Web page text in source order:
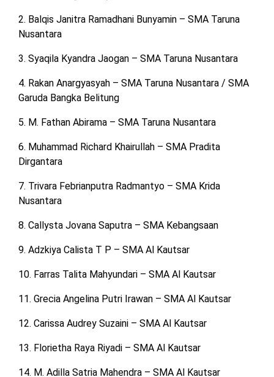
2. Balqis Janitra Ramadhani Bunyamin – SMA Taruna
Nusantara
3. Syaqila Kyandra Jaogan – SMA Taruna Nusantara
4. Rakan Anargyasyah – SMA Taruna Nusantara / SMA
Garuda Bangka Belitung
5. M. Fathan Abirama – SMA Taruna Nusantara
6. Muhammad Richard Khairullah – SMA Pradita
Dirgantara
7. Trivara Febrianputra Radmantyo – SMA Krida
Nusantara
8. Callysta Jovana Saputra – SMA Kebangsaan
9. Adzkiya Calista T P – SMA Al Kautsar
10. Farras Talita Mahyundari – SMA Al Kautsar
11. Grecia Angelina Putri Irawan – SMA Al Kautsar
12. Carissa Audrey Suzaini – SMA Al Kautsar
13. Florietha Raya Riyadi – SMA Al Kautsar
14. M. Adilla Satria Mahendra – SMA Al Kautsar